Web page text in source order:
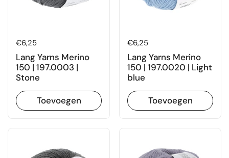
Prijs:
€6,25
Lang Yarns Merino
150 | 197.0003 |
Stone
Toevoegen
Prijs:
€6,25
Lang Yarns Merino
150 | 197.0020 | Light
blue
Toevoegen